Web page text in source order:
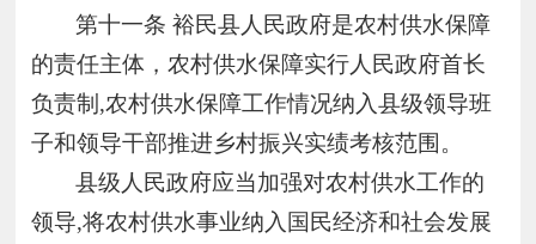
第十一条 裕民县人民政府是农村供水保障
的责任主体，农村供水保障实行人民政府首长
负责制,农村供水保障工作情况纳入县级领导班
子和领导干部推进乡村振兴实绩考核范围。
县级人民政府应当加强对农村供水工作的
领导,将农村供水事业纳入国民经济和社会发展